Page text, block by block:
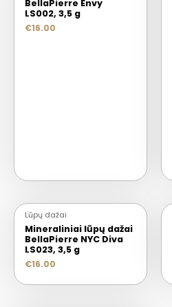
BellaPierre Envy
LS002, 3,5 g
€16.00
Lūpų dažai
Mineraliniai lūpų dažai
BellaPierre NYC Diva
LS023, 3,5 g
€16.00